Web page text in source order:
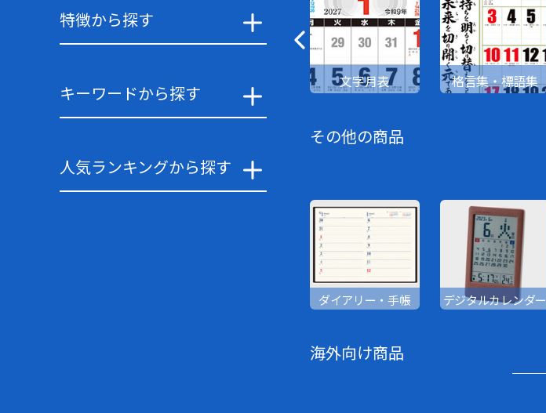
特徴から探す
キーワードから探す
人気ランキングから探す
文字月表 格言集・標語集
その他の商品
ダイアリー・手帳 デジタルカレンダー
海外向け商品